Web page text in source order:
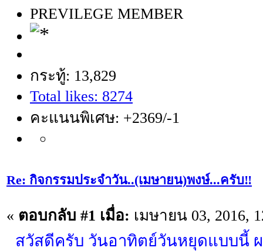
PREVILEGE MEMBER
กระทู้: 13,829
Total likes: 8274
คะแนนพิเศษ: +2369/-1
Re: กิจกรรมประจำวัน..(เมษายน)พงษ์...ครับ‼️
« ตอบกลับ #1 เมื่อ: เมษายน 03, 2016,
สวัสดีครับ วันอาทิตย์วันหยุดแบบนี้